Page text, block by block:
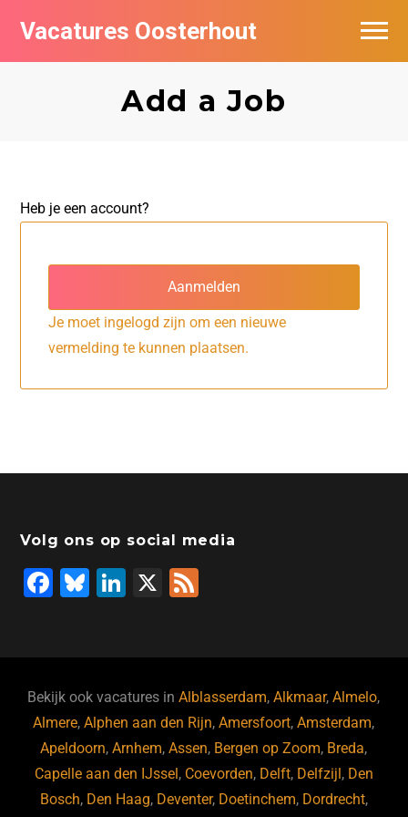
Vacatures Oosterhout
Add a Job
Heb je een account?
Aanmelden
Je moet ingelogd zijn om een nieuwe
vermelding te kunnen plaatsen.
Volg ons op social media
F
b
o
o
k
Bl
ky
Li
dI
n
X
Bekijk ook vacatures inAlblasserdam,Alkmaar,Almelo,
Almere,Alphen aan den Rijn,Amersfoort,Amsterdam,
Apeldoorn,Arnhem,Assen, Bergen op Zoom, Breda,
Capelle aan den IJssel, Coevorden, Delft, Delfzijl, Den
Bosch, Den Haag, Deventer, Doetinchem, Dordrecht,
Vacatures per bedrijf